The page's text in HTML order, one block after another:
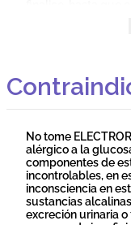
conseguido la
días. Si hay fiebre,
No tome
alérgico a la
componentes de
incontrolables, en
inconsciencia en
sustancias
excreción urinaria